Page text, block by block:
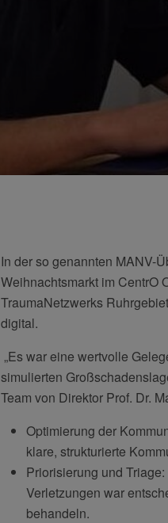
In der so genannten MANV-
Weihnachtsmarkt im CentrO
TraumaNetzwerks
digital.
„Es war eine wertvolle
simulierten
Team von Direktor Prof. Dr.
Optimierung der
klare, strukturierte
Priorisierung und
Verletzungen war
behandeln.